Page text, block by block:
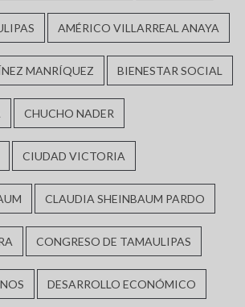
AMÉRICO VILLARREAL ANAYA
MANRÍQUEZ BIENESTAR SOCIAL
CHUCHO NADER
CIUDAD VICTORIA
CLAUDIA SHEINBAUM PARDO
CONGRESO DE TAMAULIPAS
DESARROLLO ECONÓMICO